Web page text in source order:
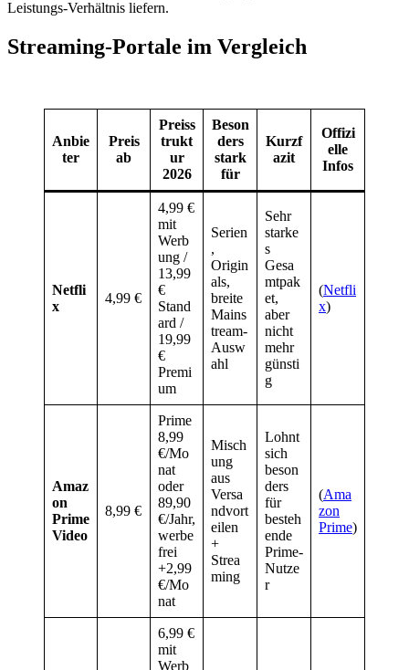
Leistungs-Verhältnis liefern.
Streaming-Portale im Vergleich
Anbie
ter
Preis
ab
Preiss
trukt
ur
2026
Beson
ders
stark
für
Kurzf
azit
Offizi
elle
Infos
Netfli
x
4,99 €
4,99 €
mit
Werb
ung /
13,99
€
Stand
ard /
19,99
€
Premi
um
Serien
,
Origin
als,
breite
Mains
tream-
Ausw
ahl
Sehr
starke
s
Gesa
mtpak
et,
aber
nicht
mehr
günsti
g
(Netfli
x)
Amaz
on
Prime
Video
8,99 €
Prime
8,99
€/Mo
nat
oder
89,90
€/Jahr,
werbe
frei
+2,99
€/Mo
nat
Misch
ung
aus
Versa
ndvort
eilen
+
Strea
ming
Lohnt
sich
beson
ders
für
besteh
ende
Prime-
Nutze
r
(Ama
zon
Prime)
6,99 €
mit
Werb